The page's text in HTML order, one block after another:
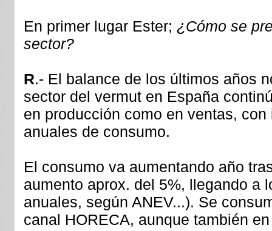
En primer lugar Ester; ¿Cómo se
sector?
R.- El balance de los últimos años
sector del vermut en España
en producción como en ventas, con
anuales de consumo.
El consumo va aumentando año
aumento aprox. del 5%, llegando a
anuales, según ANEV...). Se
canal HORECA, aunque también